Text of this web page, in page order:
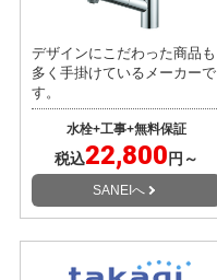
デザインにこだわった商品も
多く手掛けているメーカーで
す。
水栓+工事+無料保証
税込22,800円～
SANEIへ